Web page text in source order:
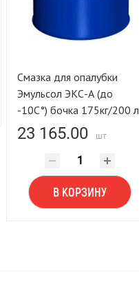
Смазка для опалубки
Эмульсол ЭКС-А (до
-10С°) бочка 175кг/200 л
23 165.00 шт
В КОРЗИНУ